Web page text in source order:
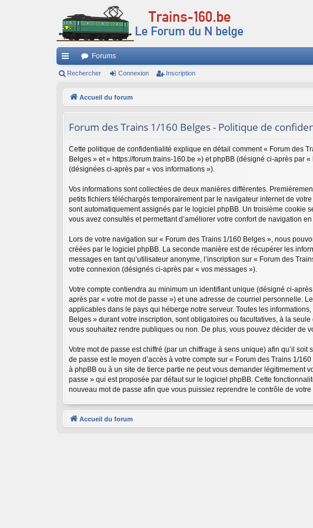
ac
Forums
Rechercher Connexion Inscription
Accueil du forum
Forum des Trains 1/160 Belges - Politique de
Cette politique de confidentialité explique en détail comment « Forum des
Belges » et « https://forum.trains-160.be ») et phpBB (désigné ci-après par
(désignées ci-après par « vos informations »).
Vos informations sont collectées de deux manières différentes.
petits fichiers téléchargés temporairement par le navigateur internet de
sont automatiquement assignés par le logiciel phpBB. Un troisième cookie
vous avez consultés et permettant d’améliorer votre confort de navigation en
Lors de votre navigation sur « Forum des Trains 1/160 Belges », nous
créées par le logiciel phpBB. La seconde manière est de récupérer les
messages en tant qu’utilisateur anonyme, l’inscription sur « Forum des
votre connexion (désignés ci-après par « vos messages »).
Votre compte contiendra au minimum un identifiant unique (désigné ci-
après par « votre mot de passe ») et une adresse de courriel personnelle.
applicables dans le pays qui héberge notre serveur. Toutes les
Belges » durant votre inscription, sont obligatoires ou facultatives, à la
vous souhaitez rendre publiques ou non. De plus, vous pouvez décider de
Votre mot de passe est chiffré (par un chiffrage à sens unique) afin qu’il
de passe est le moyen d’accès à votre compte sur « Forum des Trains 1/
à phpBB ou à un site de tierce partie ne peut vous demander légitimement
passe » qui est proposée par défaut sur le logiciel phpBB. Cette
nouveau mot de passe afin que vous puissiez reprendre le contrôle de votre
Accueil du forum